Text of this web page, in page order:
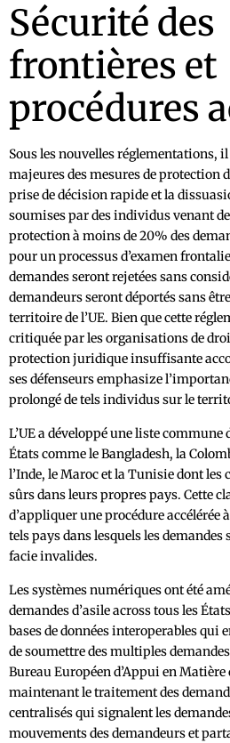
Sécurité des
frontières et
procédures
Sous les nouvelles réglementations,
majeures des mesures de protection
prise de décision rapide et la
soumises par des individus venant
protection à moins de 20% des
pour un processus d’examen
demandes seront rejetées sans
demandeurs seront déportés sans
territoire de l’UE. Bien que cette
critiquée par les organisations de
protection juridique insuffisante
ses défenseurs emphasize
prolongé de tels individus sur le
L’UE a développé une liste
États comme le Bangladesh, la
l’Inde, le Maroc et la Tunisie dont les
sûrs dans leurs propres pays. Cette
d’appliquer une procédure accélérée
tels pays dans lesquels les
facie invalides.
Les systèmes numériques ont été
demandes d’asile across tous les
bases de données interoperables qui
de soumettre des multiples
Bureau Européen d’Appui en Matière
maintenant le traitement des
centralisés qui signalent les
mouvements des demandeurs et